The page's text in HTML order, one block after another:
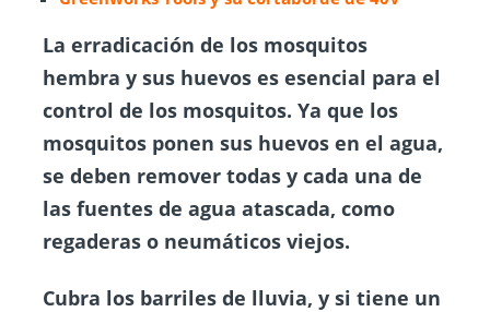
La erradicación de los mosquitos
hembra y sus huevos es esencial para el
control de los mosquitos. Ya que los
mosquitos ponen sus huevos en el agua,
se deben remover todas y cada una de
las fuentes de agua atascada, como
regaderas o neumáticos viejos.
Cubra los barriles de lluvia, y si tiene un